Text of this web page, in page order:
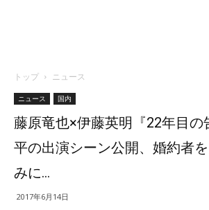
トップ ニュース
ニュース 国内
藤原竜也×伊藤英明『22年目の
平の出演シーン公開、婚約者
みに…
2017年6月14日